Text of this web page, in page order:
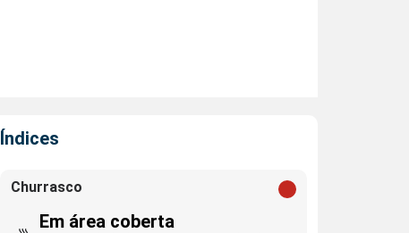
Índices
Churrasco
Em área coberta